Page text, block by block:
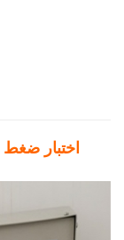
اختبار